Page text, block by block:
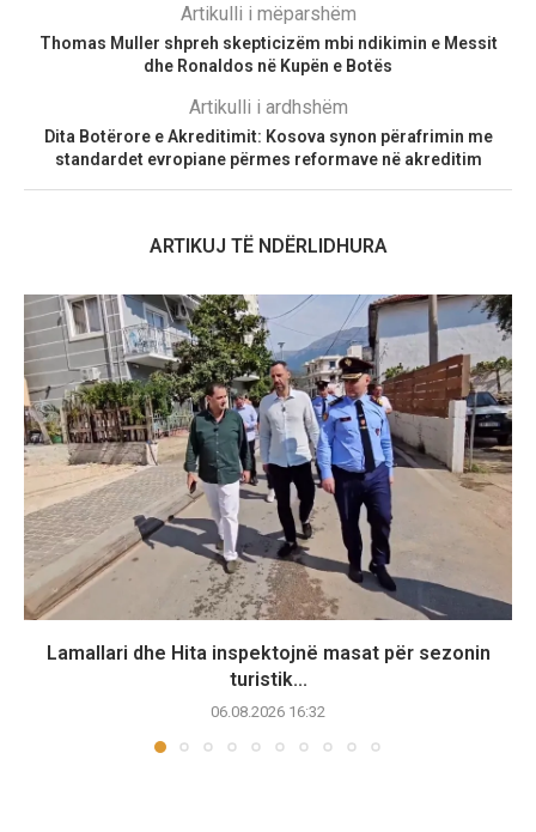
Artikulli i mëparshëm
Thomas Muller shpreh skepticizëm mbi ndikimin e Messit
dhe Ronaldos në Kupën e Botës
Artikulli i ardhshëm
Dita Botërore e Akreditimit: Kosova synon përafrimin me
standardet evropiane përmes reformave në akreditim
ARTIKUJ TË NDËRLIDHURA
Lamallari dhe Hita inspektojnë masat për sezonin
turistik...
06.08.2026 16:32